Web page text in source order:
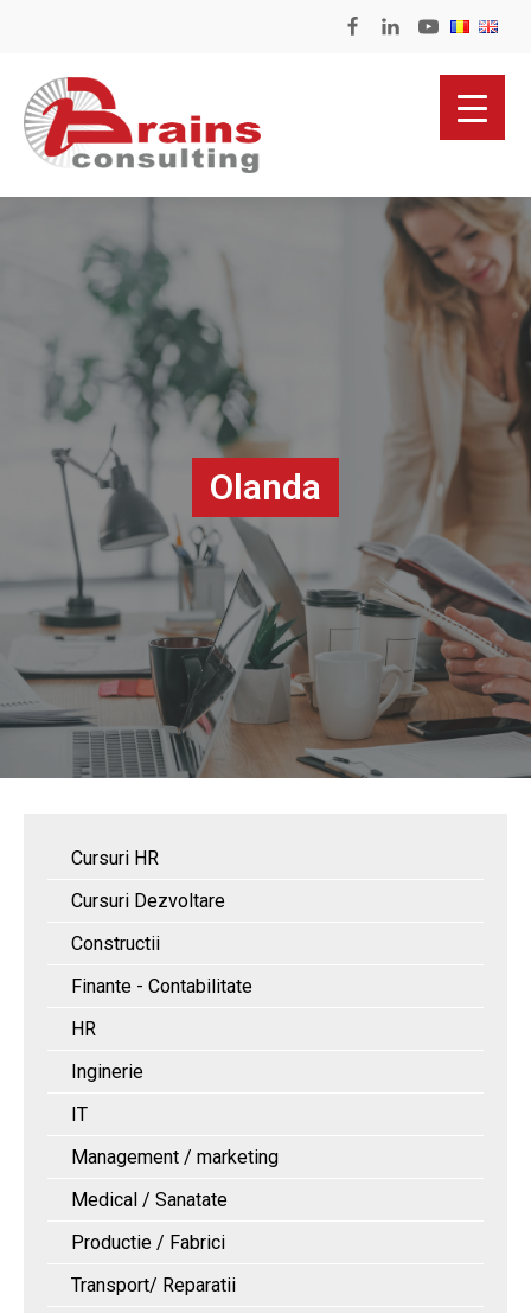
Olanda
Cursuri HR
Cursuri Dezvoltare
Constructii
Finante - Contabilitate
HR
Inginerie
IT
Management / marketing
Medical / Sanatate
Productie / Fabrici
Transport/ Reparatii